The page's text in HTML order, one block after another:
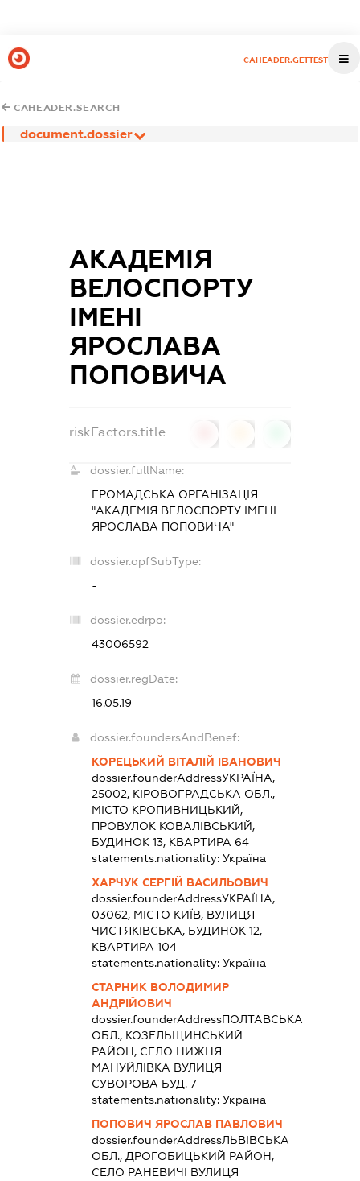
CAHEADER.GETTEST
CAHEADER.SEARCH
document.dossier
АКАДЕМІЯ
ВЕЛОСПОРТУ
ІМЕНІ
ЯРОСЛАВА
ПОПОВИЧА
riskFactors.title
dossier.fullName:
ГРОМАДСЬКА ОРГАНІЗАЦІЯ
"АКАДЕМІЯ ВЕЛОСПОРТУ ІМЕНІ
ЯРОСЛАВА ПОПОВИЧА"
dossier.opfSubType:
-
dossier.edrpo:
43006592
dossier.regDate:
16.05.19
dossier.foundersAndBenef:
КОРЕЦЬКИЙ ВІТАЛІЙ ІВАНОВИЧ
dossier.founderAddressУКРАЇНА,
25002, КІРОВОГРАДСЬКА ОБЛ.,
МІСТО КРОПИВНИЦЬКИЙ,
ПРОВУЛОК КОВАЛІВСЬКИЙ,
БУДИНОК 13, КВАРТИРА 64
statements.nationality:Україна
ХАРЧУК СЕРГІЙ ВАСИЛЬОВИЧ
dossier.founderAddressУКРАЇНА,
03062, МІСТО КИЇВ, ВУЛИЦЯ
ЧИСТЯКІВСЬКА, БУДИНОК 12,
КВАРТИРА 104
statements.nationality:Україна
СТАРНИК ВОЛОДИМИР
АНДРІЙОВИЧ
dossier.founderAddressПОЛТАВСЬКА
ОБЛ., КОЗЕЛЬЩИНСЬКИЙ
РАЙОН, СЕЛО НИЖНЯ
МАНУЙЛІВКА ВУЛИЦЯ
СУВОРОВА БУД. 7
statements.nationality:Україна
ПОПОВИЧ ЯРОСЛАВ ПАВЛОВИЧ
dossier.founderAddressЛЬВІВСЬКА
ОБЛ., ДРОГОБИЦЬКИЙ РАЙОН,
СЕЛО РАНЕВИЧІ ВУЛИЦЯ